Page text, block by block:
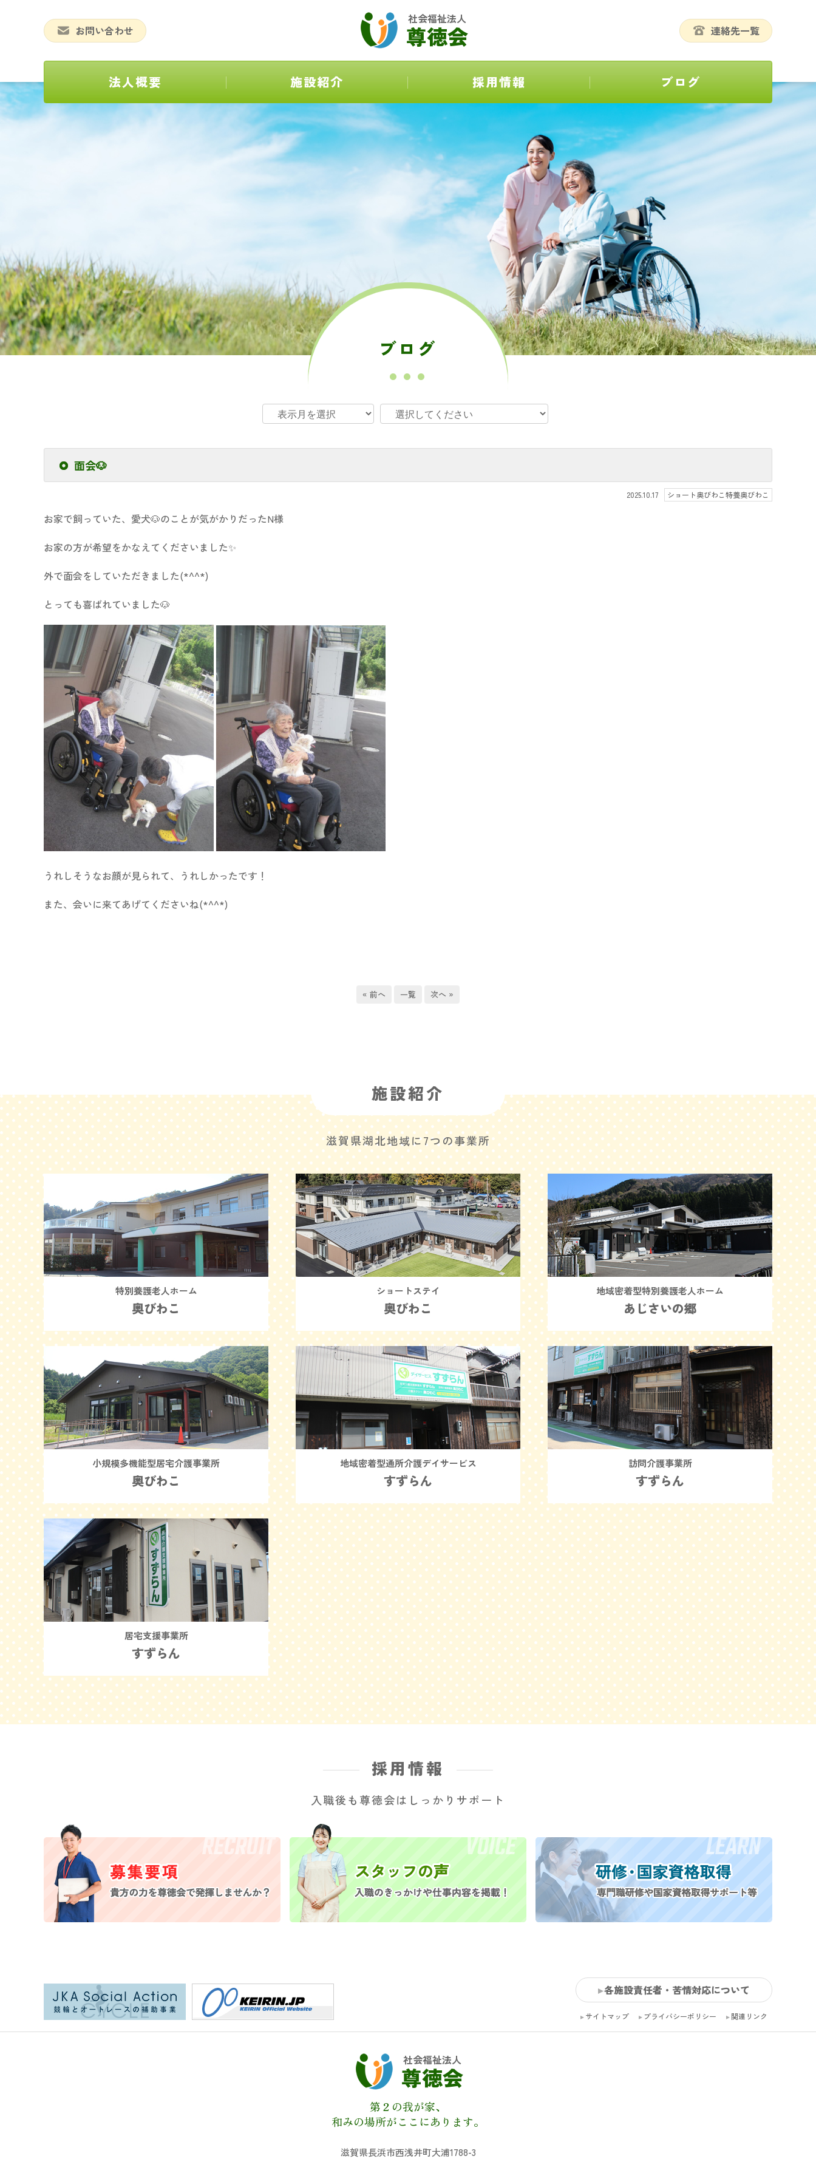
お問い合わせ
社会福祉法人
尊徳会 連絡先一覧
法人概要 施設紹介 採用情報 ブログ
ブログ
面会🐶
2025.10.17 ショート奥びわこ特養奥びわこ
お家で飼っていた、愛犬🐶のことが気がかりだったN様
お家の方が希望をかなえてくださいました✨
外で面会をしていただきました(*^^*)
とっても喜ばれていました🐶
うれしそうなお顔が見られて、うれしかったです！
また、会いに来てあげてくださいね(*^^*)
« 前へ 一覧 次へ »
施設紹介
滋賀県湖北地域に7つの事業所
特別養護老人ホーム
奥びわこ
ショートステイ
奥びわこ
地域密着型特別養護老人ホーム
あじさいの郷
小規模多機能型居宅介護事業所
奥びわこ
地域密着型通所介護デイサービス
すずらん
訪問介護事業所
すずらん
居宅支援事業所
すずらん
採用情報
入職後も尊徳会はしっかりサポート
各施設責任者・苦情対応について
サイトマップ プライバシーポリシー 関連リンク
社会福祉法人
尊徳会
第２の我が家、
和みの場所がここにあります。
滋賀県長浜市西浅井町大浦1788-3